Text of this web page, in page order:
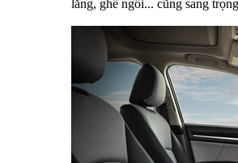
lăng, ghế ngồi... cũng sang